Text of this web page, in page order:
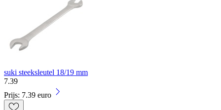
suki steeksleutel 18/19 mm
7.39
Prijs: 7.39 euro